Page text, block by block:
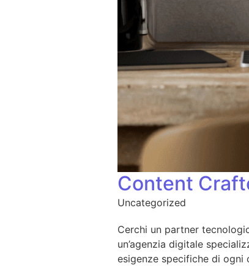
Content
Uncategorized
Cerchi un partner
un’agenzia digitale
esigenze specifiche di ogni